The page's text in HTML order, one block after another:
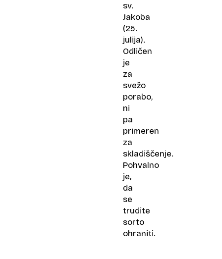
sv.
Jakoba
(25.
julija).
Odličen
je
za
svežo
porabo,
ni
pa
primeren
za
skladiščenje.
Pohvalno
je,
da
se
trudite
sorto
ohraniti.